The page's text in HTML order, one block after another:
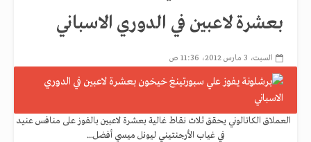
بعشرة لاعبين في الدوري الاسباني
السبت، 3 مارس 2012، 11:36 ص
العملاق الكاتالوني يحقق ثلاث نقاط غالية بعشرة لاعبين بالفوز على منافس عنيد
في غياب الأرجنتيني ليونل ميسي أفضل...